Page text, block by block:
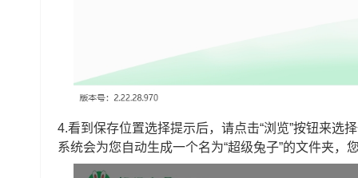
4.看到保存位置选择提示后，请点击“浏览”按钮来选
系统会为您自动生成一个名为“超级兔子”的文件夹，